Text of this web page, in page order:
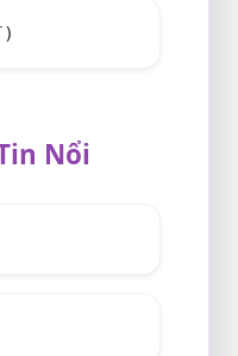
)
Nổi